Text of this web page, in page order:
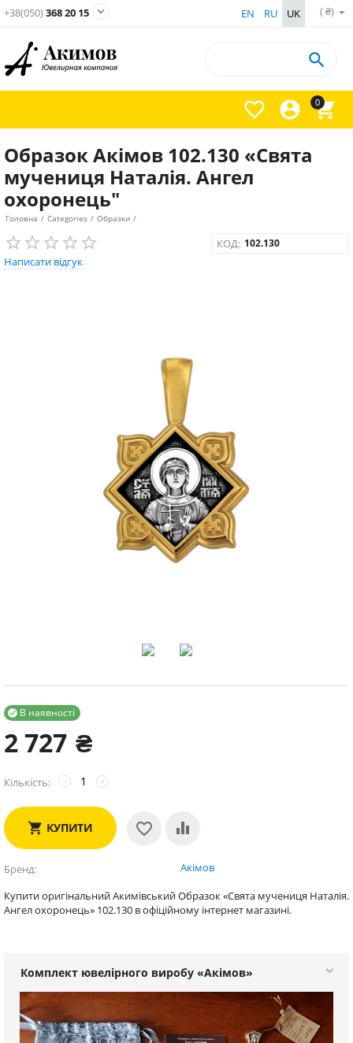
( ₴)
EN RU UK
+38(050)368 20 15 
0




Образок Акімов 102.130 «Свята
мучениця Наталія. Ангел
охоронець"
Головна / Categories / Образки /
Написати відгук
КОД: 102.130
В наявності

2 727 ₴
Кількість: +
−
КУПИТИ
Бренд Акімов
Купити оригінальний Акимівський Образок «Свята мучениця Наталія.
Ангел охоронець» 102.130 в офіційному інтернет магазині.
Комплект ювелірного виробу «Акімов»